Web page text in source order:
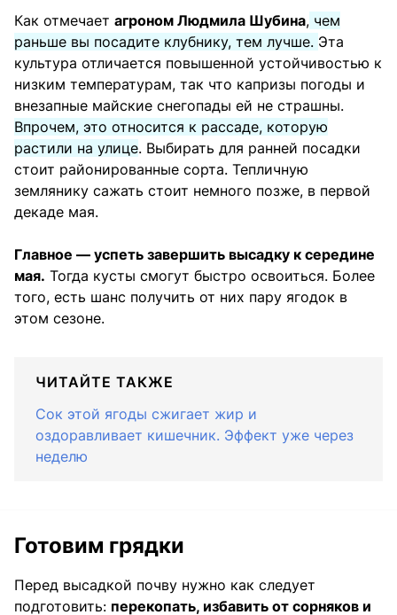
Как отмечает агроном Людмила Шубина, чем
раньше вы посадите клубнику, тем лучше. Эта
культура отличается повышенной устойчивостью к
низким температурам, так что капризы погоды и
внезапные майские снегопады ей не страшны.
Впрочем, это относится к рассаде, которую
растили на улице. Выбирать для ранней посадки
стоит районированные сорта. Тепличную
землянику сажать стоит немного позже, в первой
декаде мая.
Главное — успеть завершить высадку к середине
мая. Тогда кусты смогут быстро освоиться. Более
того, есть шанс получить от них пару ягодок в
этом сезоне.
ЧИТАЙТЕ ТАКЖЕ
Сок этой ягоды сжигает жир и
оздоравливает кишечник. Эффект уже через
неделю
Готовим грядки
Перед высадкой почву нужно как следует
подготовить: перекопать, избавить от сорняков и